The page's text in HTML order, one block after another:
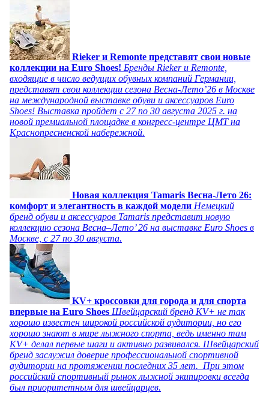
Rieker и Remonte представят свои новые
коллекции на Euro Shoes! Бренды Rieker и Remonte,
входящие в число ведущих обувных компаний Германии,
представят свои коллекции сезона Весна-Лето’26 в Москве
на международной выставке обуви и аксессуаров Euro
Shoes! Выставка пройдет c 27 по 30 августа 2025 г. на
новой премиальной площадке в конгресс-центре ЦМТ на
Краснопресненской набережной.
Новая коллекция Tamaris Весна-Лето 26:
комфорт и элегантность в каждой модели Немецкий
бренд обуви и аксессуаров Tamaris представит новую
коллекцию сезона Весна–Лето’ 26 на выставке Euro Shoes в
Москве, с 27 по 30 августа.
KV+ кроссовки для города и для спорта
впервые на Euro Shoes Швейцарский бренд KV+ не так
хорошо известен широкой российской аудитории, но его
хорошо знают в мире лыжного спорта, ведь именно там
KV+ делал первые шаги и активно развивался. Швейцарский
бренд заслужил доверие профессиональной спортивной
аудитории на протяжении последних 35 лет. При этом
российский спортивный рынок лыжной экипировки всегда
был приоритетным для швейцарцев.